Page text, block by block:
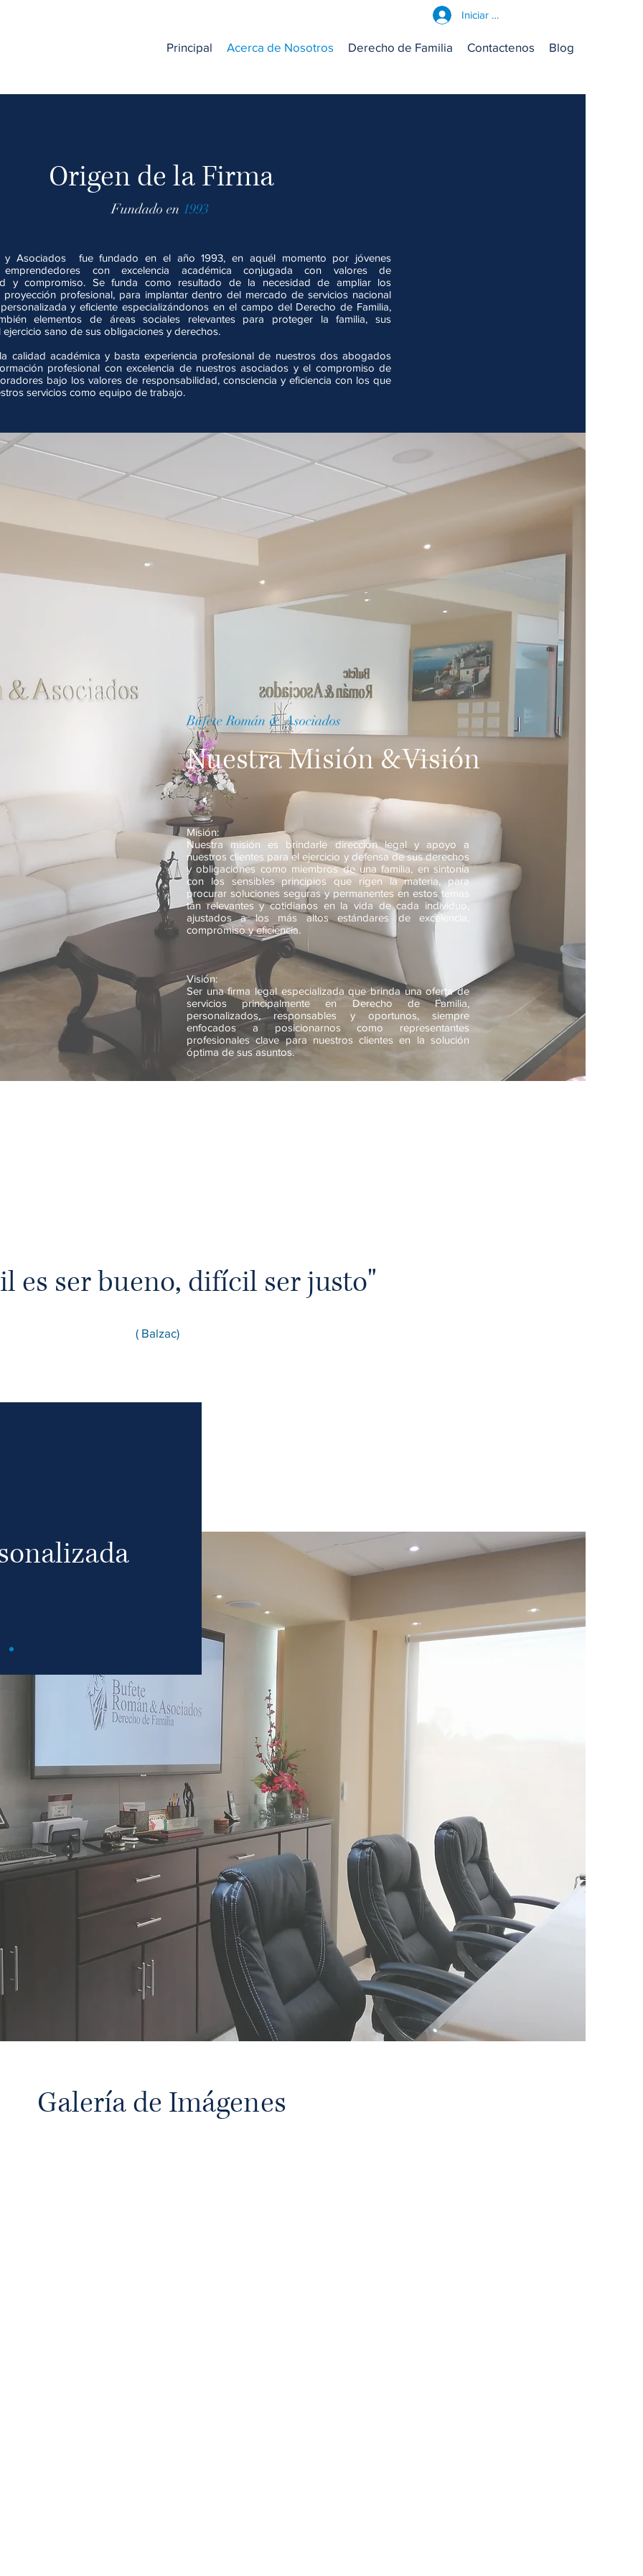
Principal Acerca de Nosotros Derecho de Familia Contactenos Blog
Iniciar sesión
Origen de la Firma
Fundado en 1993
y Asociados fue fundado en el año 1993, en aquél momento por jóvenes
emprendedores con excelencia académica conjugada con valores de
y compromiso. Se funda como resultado de la necesidad de ampliar los
profesional, para implantar dentro del mercado de servicios nacional
y eficiente especializándonos en el campo del Derecho de Familia,
elementos de áreas sociales relevantes para proteger la familia, sus
ejercicio sano de sus obligaciones y derechos.
calidad académica y basta experiencia profesional de nuestros dos abogados
profesional con excelencia de nuestros asociados y el compromiso de
bajo los valores de responsabilidad, consciencia y eficiencia con los que
servicios como equipo de trabajo.
Bufete Román & Asociados
Nuestra Misión &Visión
Misión:
Nuestra misión es brindarle dirección legal y apoyo a
nuestros clientes para el ejercicio y defensa de sus derechos
y obligaciones como miembros de una familia, en sintonía
con los sensibles principios que rigen la materia, para
procurar soluciones seguras y permanentes en estos temas
tan relevantes y cotidianos en la vida de cada individuo,
ajustados a los más altos estándares de excelencia,
compromiso y eficiencia.
Visión:
Ser una firma legal especializada que brinda una oferta de
servicios principalmente en Derecho de Familia,
personalizados, responsables y oportunos, siempre
enfocados a posicionarnos como representantes
profesionales clave para nuestros clientes en la solución
óptima de sus asuntos.
es ser bueno, difícil ser justo"
( Balzac)
Galería de Imágenes